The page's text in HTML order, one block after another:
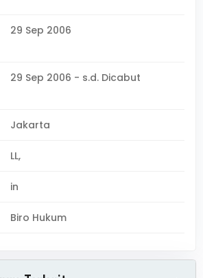
29 Sep 2006
29 Sep 2006 - s.d. Dicabut
Jakarta
LL,
in
Biro Hukum